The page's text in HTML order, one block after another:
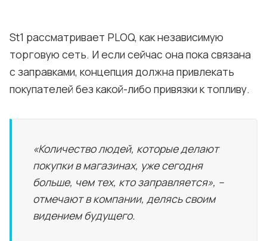
St1 рассматривает PLOQ, как независимую
торговую сеть. И если сейчас она пока связана
с заправками, концепция должна привлекать
покупателей без какой-либо привязки к топливу.
«Количество людей, которые делают
покупки в магазинах, уже сегодня
больше, чем тех, кто заправляется», –
отмечают в компании, делясь своим
видением будущего.